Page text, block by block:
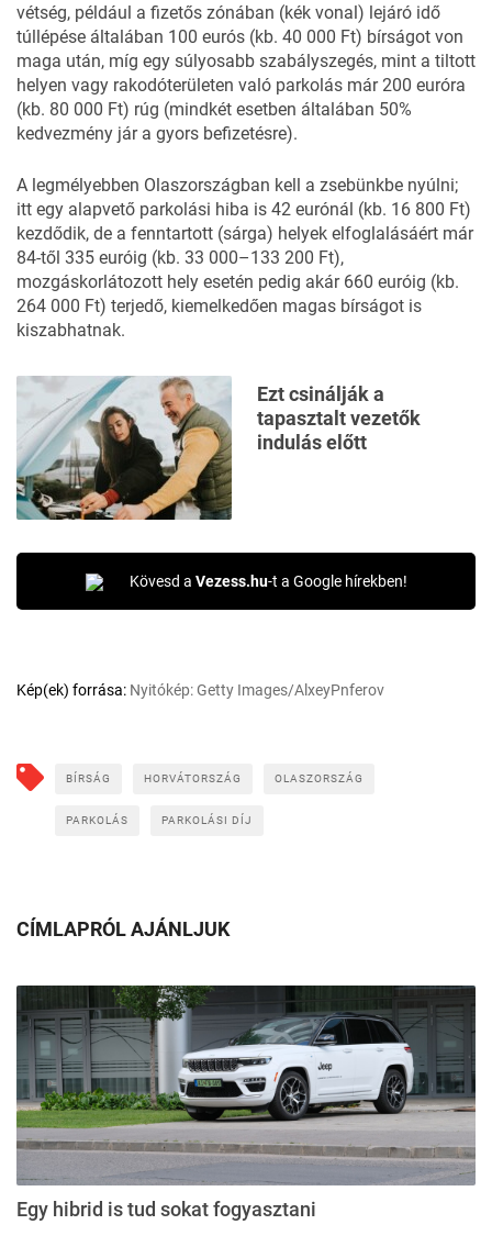
vétség, például a fizetős zónában (kék vonal) lejáró idő
túllépése általában 100 eurós (kb. 40 000 Ft) bírságot von
maga után, míg egy súlyosabb szabályszegés, mint a tiltott
helyen vagy rakodóterületen való parkolás már 200 euróra
(kb. 80 000 Ft) rúg (mindkét esetben általában 50%
kedvezmény jár a gyors befizetésre).
A legmélyebben Olaszországban kell a zsebünkbe nyúlni;
itt egy alapvető parkolási hiba is 42 eurónál (kb. 16 800 Ft)
kezdődik, de a fenntartott (sárga) helyek elfoglalásáért már
84-től 335 euróig (kb. 33 000–133 200 Ft),
mozgáskorlátozott hely esetén pedig akár 660 euróig (kb.
264 000 Ft) terjedő, kiemelkedően magas bírságot is
kiszabhatnak.
Ezt csinálják a
tapasztalt vezetők
indulás előtt
Kövesd a Vezess.hu-t a Google hírekben!
Kép(ek) forrása: Nyitókép: Getty Images/AlxeyPnferov
BÍRSÁG HORVÁTORSZÁG OLASZORSZÁG
PARKOLÁS PARKOLÁSI DÍJ
CÍMLAPRÓL AJÁNLJUK
Egy hibrid is tud sokat fogyasztani